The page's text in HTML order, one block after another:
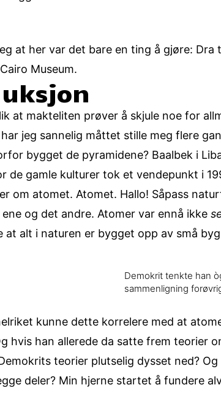
at her var det bare en ting å gjøre:
Museum.
at makteliten prøver å skjule noe for
jeg sannelig måttet stille meg flere
bygget de pyramidene? Baalbek i
de gamle kulturer tok et vendepunkt i
om atomet. Atomet. Hallo! Såpass
og det andre. Atomer var ennå ikke
at alt i naturen er bygget opp av små
Demokrit tenkte han
sammenligning
kunne dette korrelere med at
hvis han allerede da satte frem teorier
teorier plutselig dysset ned?
deler? Min hjerne startet å fundere